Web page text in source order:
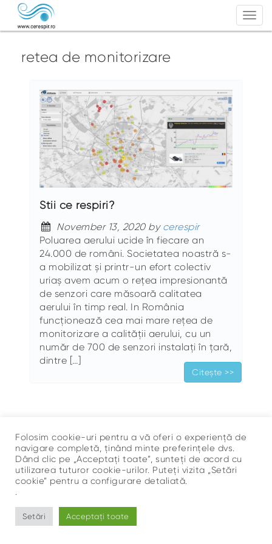
retea de monitorizare
Știi ce respiri?
November 13, 2020 by cerespir
Poluarea aerului ucide în fiecare an
24.000 de români. Societatea noastră s-
a mobilizat și printr-un efort colectiv
uriaș avem acum o rețea impresionantă
de senzori care măsoară calitatea
aerului în timp real. In România
funcționează cea mai mare rețea de
monitorizare a calității aerului, cu un
număr de 700 de senzori instalați în țară,
dintre […]
Citește >>
Sus
Folosim cookie-uri pentru a vă oferi o experiență de
navigare completă, ținând minte preferințele dvs.
Dând clic pe „Acceptați toate”, sunteți de acord cu
utilizarea tuturor cookie-urilor. Puteți vizita „Setări
cookie” pentru a configurare detaliată.
.
Setări Acceptați toate